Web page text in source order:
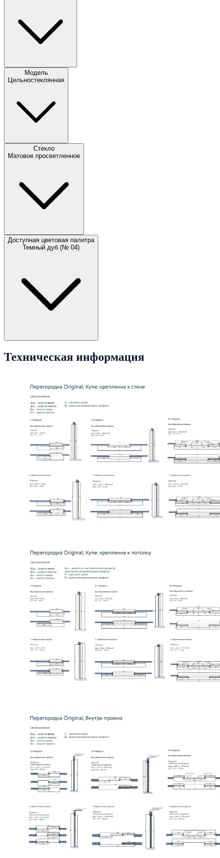
Модель
Цельностеклянная
Стекло
Матовое просветленное
Доступная цветовая палитра
Темный дуб (№ 04)
Техническая информация